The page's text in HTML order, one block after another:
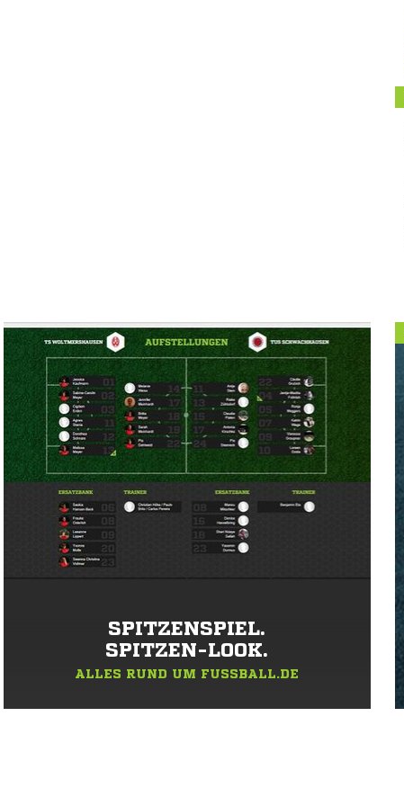
SPITZENSPIEL.
SPITZEN-LOOK.
ALLES RUND UM FUSSBALL.DE